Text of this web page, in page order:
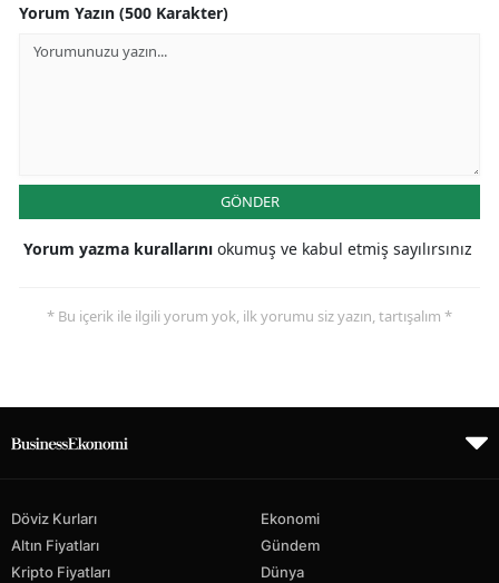
Yorum Yazın (500 Karakter)
GÖNDER
Yorum yazma kurallarını okumuş ve kabul etmiş sayılırsınız
* Bu içerik ile ilgili yorum yok, ilk yorumu siz yazın, tartışalım *
Döviz Kurları
Altın Fiyatları
Kripto Fiyatları
Ekonomi
Gündem
Dünya